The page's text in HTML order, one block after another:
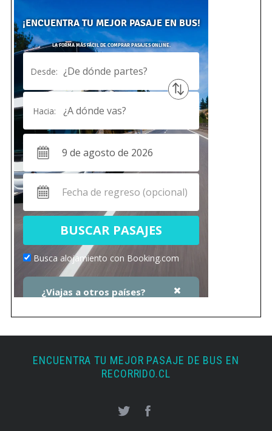
ENCUENTRA TU MEJOR PASAJE DE BUS EN
RECORRIDO.CL